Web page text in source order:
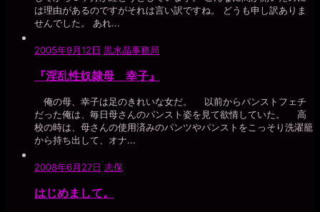
は理由があるのですがそれは言い訳ですね。 どうも申し訳ありま
せんでした。 あれ...
2005年9月12日 黒水晶事務局
『淫乱性奴隷母 幸子』
俺の母、幸子は足のきれいな女だ。 以前からパンストフェチ
だった俺は、毎日母さんのパンスト姿を見て欲情していた。 高
校の時は、母さんの使用済みのパンツやパンストをこっそり洗濯籠
から持ち出して、オナ...
2008年6月27日 志保
はじめまして。